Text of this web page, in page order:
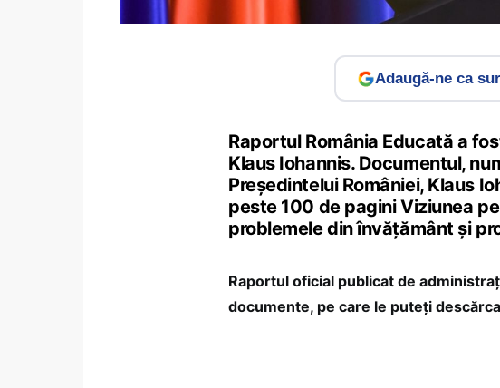
Adaugă-ne ca
Raportul România Educată a
Klaus Iohannis. Documentul,
Președintelui României, Klaus
peste 100 de pagini Viziunea
problemele din învățământ și
Raportul oficial publicat de
documente, pe care le puteți